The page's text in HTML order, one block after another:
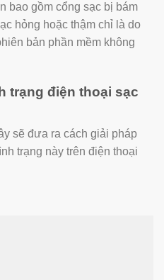
bao gồm cổng sạc bị bám
hỏng hoặc thậm chỉ là do
bản phần mềm không
trạng điện thoại sạc
sẽ đưa ra cách giải pháp
trạng này trên điện thoại